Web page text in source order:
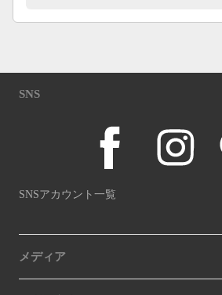
SNS
SNSアカウント一覧
メディア